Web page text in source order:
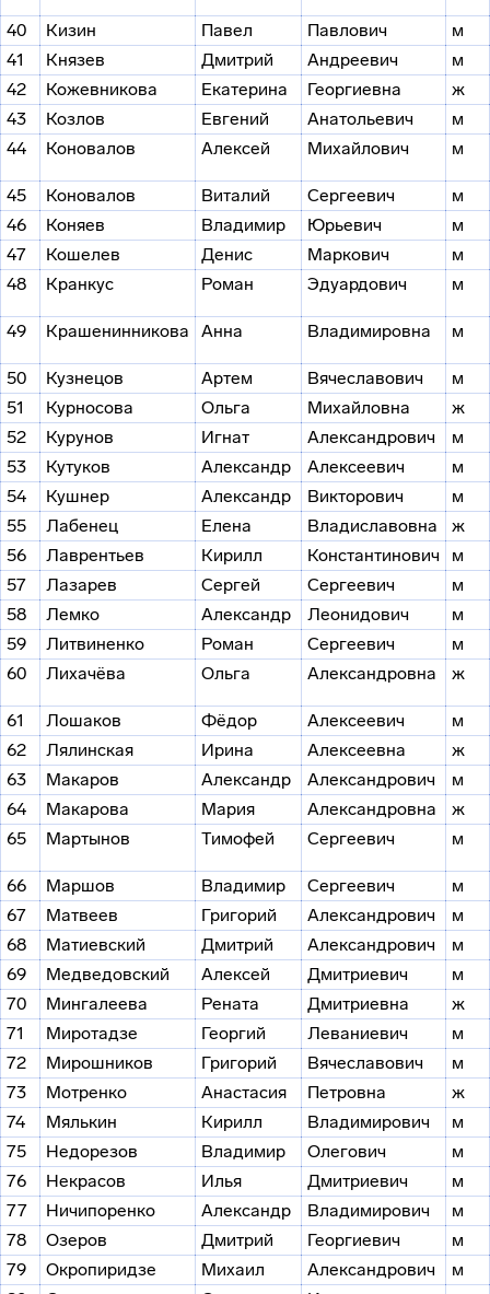
40 Кизин Павел Павлович
м
41
Князев Дмитрий Андреевич
м
42
Кожевникова Екатерина Георгиевна
ж
43
Козлов Евгений Анатольевич
м
44
Коновалов Алексей Михайлович м
45 Коновалов Виталий Сергеевич
м
46
Коняев Владимир Юрьевич
м
47
Кошелев Денис Маркович
м
48
Кранкус Роман Эдуардович м
49 Крашенинникова Анна Владимировна м
50 Кузнецов Артем Вячеславович
м
51
Курносова Ольга Михайловна
ж
52
Курунов Игнат Александрович
м
53
Кутуков Александр Алексеевич
м
54
Кушнер Александр Викторович
м
55
Лабенец Елена Владиславовна
ж
56
Лаврентьев Кирилл Константинович
м
57
Лазарев Сергей Сергеевич
м
58
Лемко Александр Леонидович
м
59
Литвиненко Роман Сергеевич
м
60
Лихачёва Ольга Александровна ж
61 Лошаков Фёдор Алексеевич
м
62
Лялинская Ирина Алексеевна
ж
63
Макаров Александр Александрович
м
64
Макарова Мария Александровна
ж
65
Мартынов Тимофей Сергеевич м
66 Маршов Владимир Сергеевич
м
67
Матвеев Григорий Александрович
м
68
Матиевский Дмитрий Александрович
м
69
Медведовский Алексей Дмитриевич
м
70
Мингалеева Рената Дмитриевна
ж
71
Миротадзе Георгий Леваниевич
м
72
Мирошников Григорий Вячеславович
м
73
Мотренко Анастасия Петровна
ж
74
Мялькин Кирилл Владимирович
м
75
Недорезов Владимир Олегович
м
76
Некрасов Илья Дмитриевич
м
77
Ничипоренко Александр Владимирович
м
78
Озеров Дмитрий Георгиевич
м
79
Окропиридзе Михаил Александрович
м